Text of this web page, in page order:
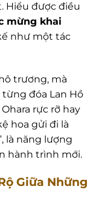
Hiểu được điều
mừng khai
như một tác
trương, mà
đóa Lan Hồ
rực rỡ hay
hoa gửi đi là
là năng lượng
hành trình mới.
Giữa Những